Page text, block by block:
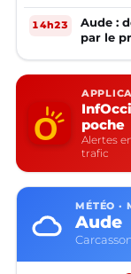
14h23
Aude :
par le
poche
Alertes
trafic
MÉTÉO ·
Aude